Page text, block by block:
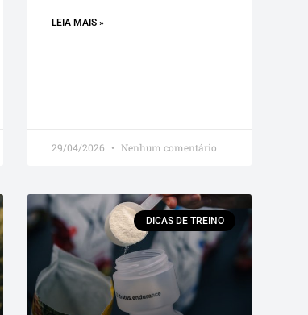
LEIA MAIS »
29/04/2026 Nenhum comentário
DICAS DE TREINO